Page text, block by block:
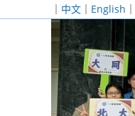
｜ 中文 ｜ English ｜